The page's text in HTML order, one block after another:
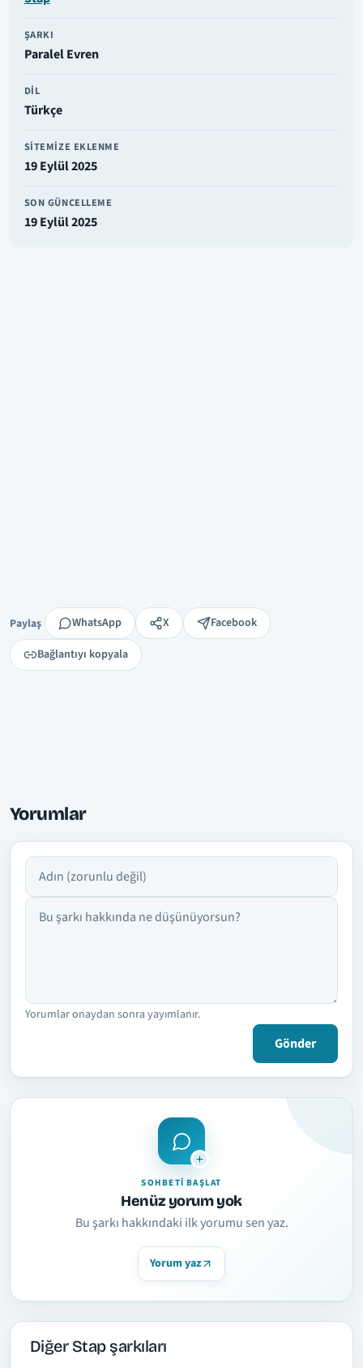
ŞARKI
Paralel Evren
DIL
Türkçe
SITEMIZE EKLENME
19 Eylül 2025
SON GÜNCELLEME
19 Eylül 2025
Paylaş
Paylaş WhatsApp X
Facebook
Bağlantıyı kopyala
Yorumlar
Adın
Yorumun
Yorumlar onaydan sonra yayımlanır.
Gönder
SOHBETI BAŞLAT
Henüz yorum yok
Bu şarkı hakkındaki ilk yorumu sen yaz.
Yorum yaz
Diğer Stap şarkıları